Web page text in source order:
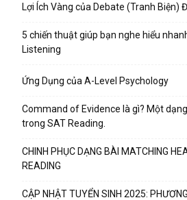
Lợi Ích Vàng của Debate (Tranh Biện)
5 chiến thuật giúp bạn nghe hiểu
Listening
Ứng Dụng của A-Level Psychology
Command of Evidence là gì? Một
trong SAT Reading.
CHINH PHỤC DẠNG BÀI MATCHING
READING
CẬP NHẬT TUYỂN SINH 2025: